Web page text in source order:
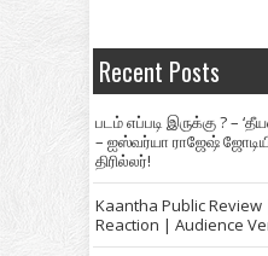
Recent Posts
படம் எப்படி இருக்கு ? –
– ஐஸ்வர்யா ராஜேஷ்
திரில்லர்!
Kaantha Public Review
Reaction | Audience